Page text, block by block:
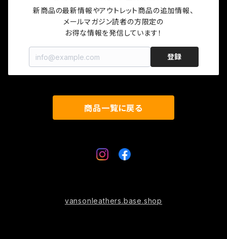
プロテクター
秋冬モデル
グローブ新商品の最新情報やアウトレット商品の追加情報、
メールマガジン読者の方限定の
お得な情報を発信しています！
登録
商品一覧に戻る
vansonleathers.base.shop